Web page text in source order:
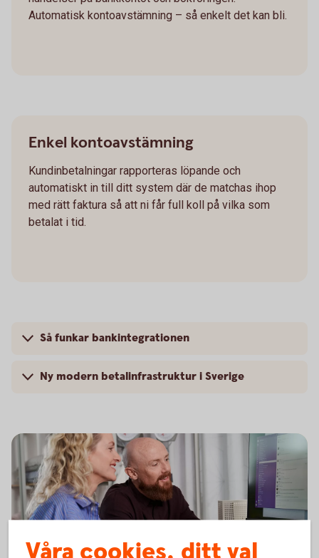
Automatisk kontoavstämning – så enkelt det kan bli.
Enkel kontoavstämning
Kundinbetalningar rapporteras löpande och
automatiskt in till ditt system där de matchas ihop
med rätt faktura så att ni får full koll på vilka som
betalat i tid.
Så funkar bankintegrationen
Ny modern betalinfrastruktur i Sverige